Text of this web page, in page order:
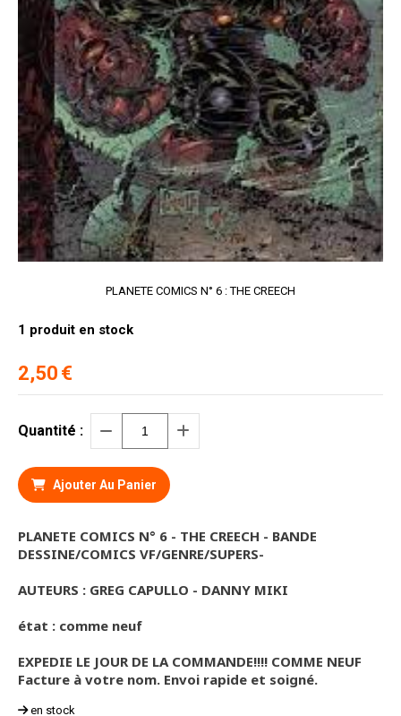
PLANETE COMICS N° 6 : THE CREECH
2,50 €
1 produit en stock
Quantité :
Ajouter Au Panier
PLANETE COMICS N° 6 - THE CREECH - BANDE
DESSINE/COMICS VF/GENRE/SUPERS-
AUTEURS : GREG CAPULLO - DANNY MIKI
état : comme neuf
EXPEDIE LE JOUR DE LA COMMANDE!!!! COMME NEUF
Facture à votre nom. Envoi rapide et soigné.
en stock